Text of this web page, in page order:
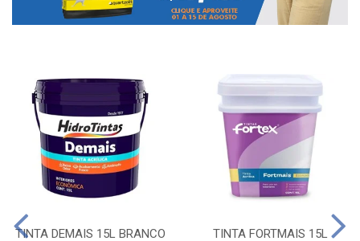
TINTA DEMAIS 15L BRANCO TINTA FORTMAIS 15L